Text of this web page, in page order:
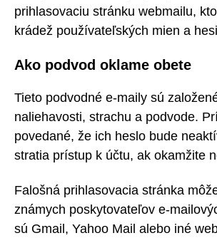
prihlasovaciu stránku webmailu,
krádež používateľských mien a
Ako podvod oklame obete
Tieto podvodné e-maily sú
naliehavosti, strachu a podvode.
povedané, že ich heslo bude
stratia prístup k účtu, ak okamžite
Falošná prihlasovacia stránka
známych poskytovateľov e-
sú Gmail, Yahoo Mail alebo iné